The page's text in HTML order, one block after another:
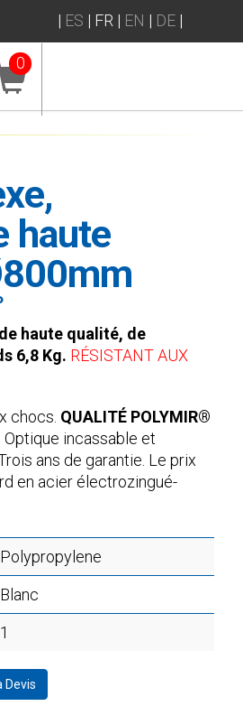
| ES | FR | EN | DE|
0
haute
haute qualité, de
6,8 Kg. RÉSISTANT AUX
chocs. QUALITÉ POLYMIR®
incassable et
ans de garantie. Le prix
en acier électrozingué-
Polypropylene
Blanc
1
Devis